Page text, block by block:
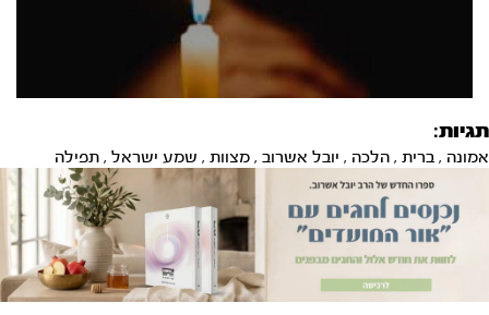
תגיות:
אמונה , ברית , הלכה , יובל אשרוב , מצוות , שמע ישראל , תפילה